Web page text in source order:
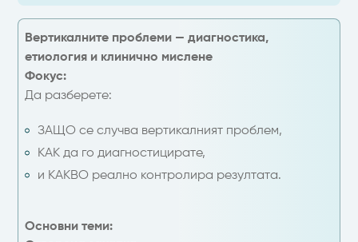
Вертикалните проблеми — диагностика,
етиология и клинично мислене
Фокус:
Да разберете:
ЗАЩО се случва вертикалният проблем,
КАК да го диагностицирате,
и КАКВО реално контролира резултата.
Основни теми: